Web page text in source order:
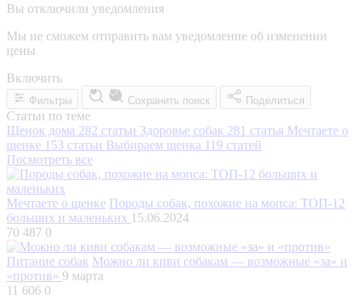
Вы отключили уведомления
Мы не сможем отправить вам уведомление об изменении
цены
Включить
Фильтры Сохранить поиск Поделиться
Статьи по теме
Щенок дома 282 статьи Здоровье собак 281 статья Мечтаете о
щенке 153 статьи Выбираем щенка 119 статей
Посмотреть все
Мечтаете о щенке Породы собак, похожие на мопса: ТОП-12
больших и маленьких 15.06.2024
70 487 0
Питание собак Можно ли киви собакам — возможные «за» и
«против» 9 марта
11 606 0